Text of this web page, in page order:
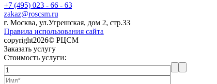
+7 (495) 023 - 66 - 63
zakaz@roscsm.ru
г. Москва, ул.Угрешская, дом 2, стр.33
Правила использования сайта
copyright2026© РЦСМ
Заказать услугу
Стоимость услуги: